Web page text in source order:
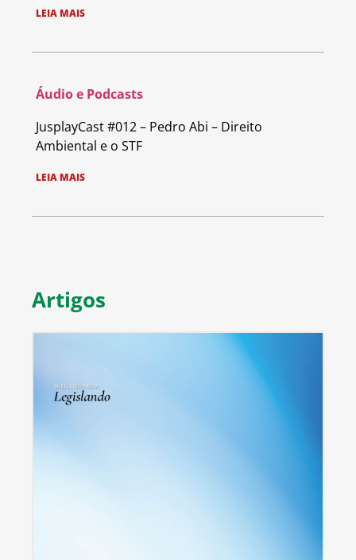
LEIA MAIS
Áudio e Podcasts
JusplayCast #012 – Pedro Abi – Direito
Ambiental e o STF
LEIA MAIS
Artigos